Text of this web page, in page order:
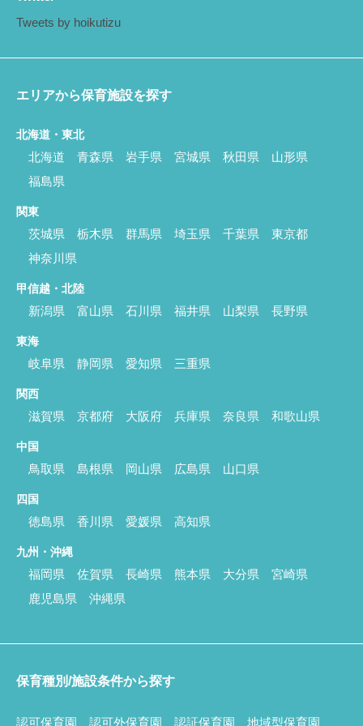
Tweets by hoikutizu
エリアから保育施設を探す
北海道・東北
北海道 青森県 岩手県 宮城県 秋田県
山形県
福島県
関東
茨城県 栃木県 群馬県 埼玉県 千葉県
東京都
神奈川県
甲信越・北陸
新潟県 富山県 石川県 福井県 山梨県 長野県
東海
岐阜県 静岡県 愛知県 三重県
関西
滋賀県 京都府 大阪府 兵庫県 奈良県 和歌山県
中国
鳥取県 島根県 岡山県 広島県 山口県
四国
徳島県 香川県 愛媛県 高知県
九州・沖縄
福岡県 佐賀県 長崎県 熊本県 大分県
宮崎県
鹿児島県
沖縄県
保育種別/施設条件から探す
認可保育園 認可外保育園 認証保育園 地域型保育園